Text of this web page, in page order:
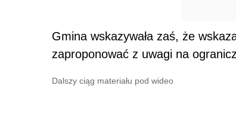
Gmina wskazywała zaś, że
zaproponować z uwagi na
Dalszy ciąg materiału pod wideo